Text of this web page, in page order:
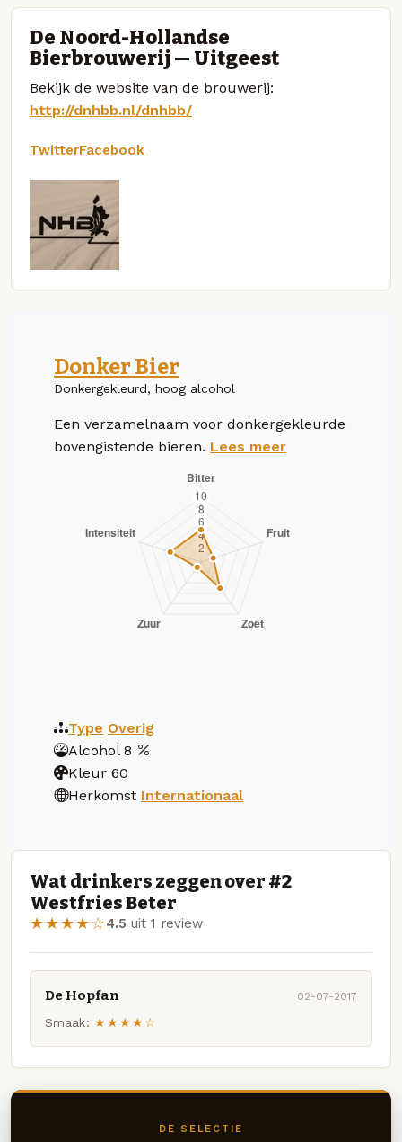
De Noord-Hollandse
Bierbrouwerij — Uitgeest
Bekijk de website van de brouwerij:
http://dnhbb.nl/dnhbb/
TwitterFacebook
Donker Bier
Donkergekleurd, hoog alcohol
Een verzamelnaam voor donkergekleurde
bovengistende bieren. Lees meer
Type Overig
Alcohol 8
Kleur 60
Herkomst Internationaal
Wat drinkers zeggen over #2
Westfries Beter
★★★★☆4.5 uit 1 review
De Hopfan 02-07-2017
Smaak: ★★★★☆
DE SELECTIE